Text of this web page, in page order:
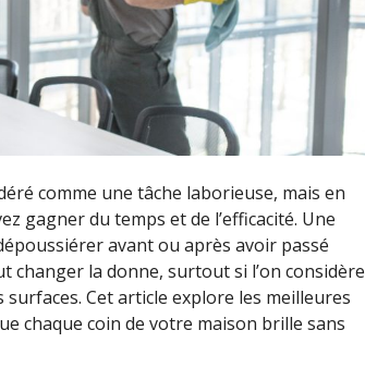
comme une tâche laborieuse, mais en
gagner du temps et de l’efficacité. Une
avant ou après avoir passé
changer la donne, surtout si l’on considère
Cet article explore les meilleures
chaque coin de votre maison brille sans